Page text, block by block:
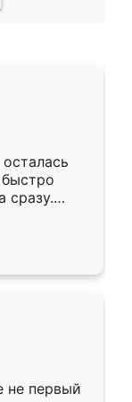
сразу.
к
Собрали
даже
не первый